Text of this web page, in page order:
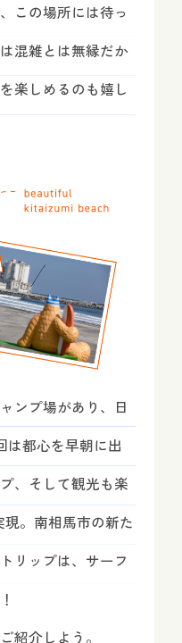
この場所には待っ
混雑とは無縁だか
楽しめるのも嬉し
ンプ場があり、日
は都心を早朝に出
、そして観光も楽
現。南相馬市の新た
リップは、サーフ
紹介しよう。